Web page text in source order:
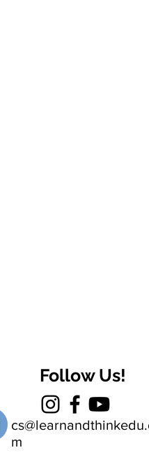
Follow Us!
m